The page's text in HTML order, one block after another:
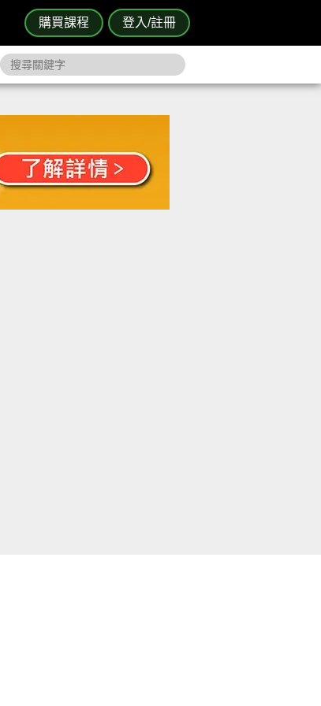
購買課程 登入/註冊